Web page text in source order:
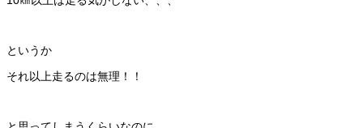
というか
それ以上走るのは無理！！